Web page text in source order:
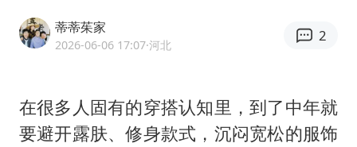
上门女婿出轨女邻居多年被判重婚罪
国足U17与阿森纳决赛取消 并列冠军
构建更高水平的全民健身公共服务体系
蒂蒂茱家
2026-06-06 17:07·河北
2
在很多人固有的穿搭认知里，到了中年就
要避开露肤、修身款式，沉闷宽松的服饰